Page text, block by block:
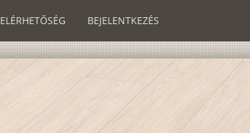
ELÉRHETŐSÉG BEJELENTKEZÉS